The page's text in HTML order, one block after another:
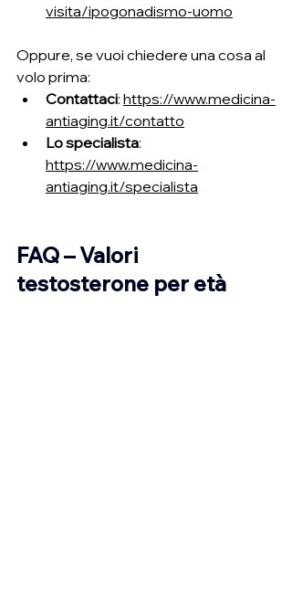
visita/ipogonadismo-uomo
Oppure, se vuoi chiedere una cosa al
volo prima:
Contattaci: https://www.medicina-
antiaging.it/contatto
Lo specialista:
https://www.medicina-
antiaging.it/specialista
FAQ – Valori
testosterone per età